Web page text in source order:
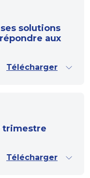
solutions
aux
Télécharger
trimestre
Télécharger